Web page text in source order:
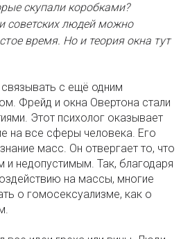
скупали коробками?
советских людей можно
время. Но и теория окна тут
с ещё одним
Фрейд и окна Овертона стали
Этот психолог оказывает
на все сферы человека. Его
масс. Он отвергает то, что
и недопустимым. Так, благодаря
на массы, многие
о гомосексуализме, как о